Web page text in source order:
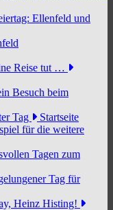
Ellenfeld und
Reise tut …
Besuch beim
Tag
Startseite
für die weitere
Tagen zum
Tag für
Heinz Histing!